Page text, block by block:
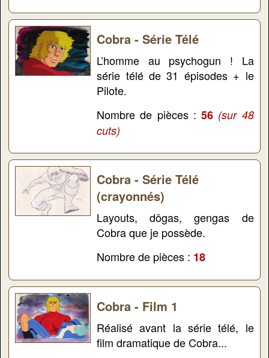
Cobra - Série Télé
L’homme au psychogun ! La
série télé de 31 épisodes + le
Pilote.
Nombre de pièces :56 (sur 48
cuts)
Cobra - Série Télé
(crayonnés)
Layouts, dôgas, gengas de
Cobra que je possède.
Nombre de pièces : 18
Cobra - Film 1
Réalisé avant la série télé, le
film dramatique de Cobra...